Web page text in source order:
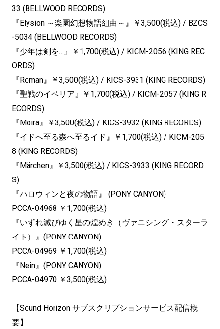
33 (BELLWOOD RECORDS)
『Elysion ～楽園幻想物語組曲～』￥3,500(税込) / BZCS
-5034 (BELLWOOD RECORDS)
『少年は剣を…』￥1,700(税込) / KICM-2056 (KING REC
ORDS)
『Roman』￥3,500(税込) / KICS-3931 (KING RECORDS)
『聖戦のイベリア』￥1,700(税込) / KICM-2057 (KING R
ECORDS)
『Moira』￥3,500(税込) / KICS-3932 (KING RECORDS)
『イドへ至る森へ至るイド』￥1,700(税込) / KICM-205
8 (KING RECORDS)
『Märchen』￥3,500(税込) / KICS-3933 (KING RECORD
S)
『ハロウィンと夜の物語』 (PONY CANYON)
PCCA-04968 ￥1,700(税込)
『いずれ滅びゆく星の煌めき（ヴァニシング・スターラ
イト）』(PONY CANYON)
PCCA-04969 ￥1,700(税込)
『Nein』(PONY CANYON)
PCCA-04970 ￥3,500(税込)
【Sound Horizon サブスクリプションサービス配信概
要】